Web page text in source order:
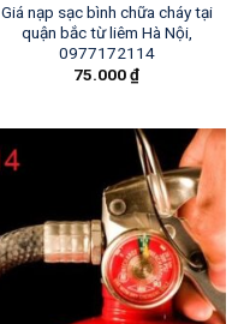
Giá nạp sạc bình chữa cháy tại
quận bắc từ liêm Hà Nội,
0977172114
75.000₫